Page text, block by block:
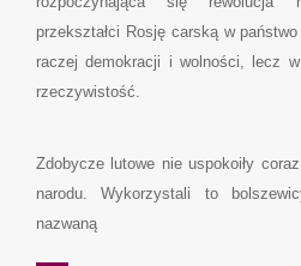
przekształci Rosję carską w
raczej demokracji i wolności, lecz
rzeczywistość.
Zdobycze lutowe nie uspokoiły
narodu. Wykorzystali to
nazwaną